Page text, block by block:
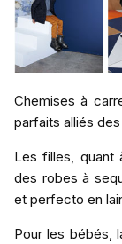
Chemises à
parfaits alliés
Les filles, quant
des robes à
et perfecto en
Pour les bébés,